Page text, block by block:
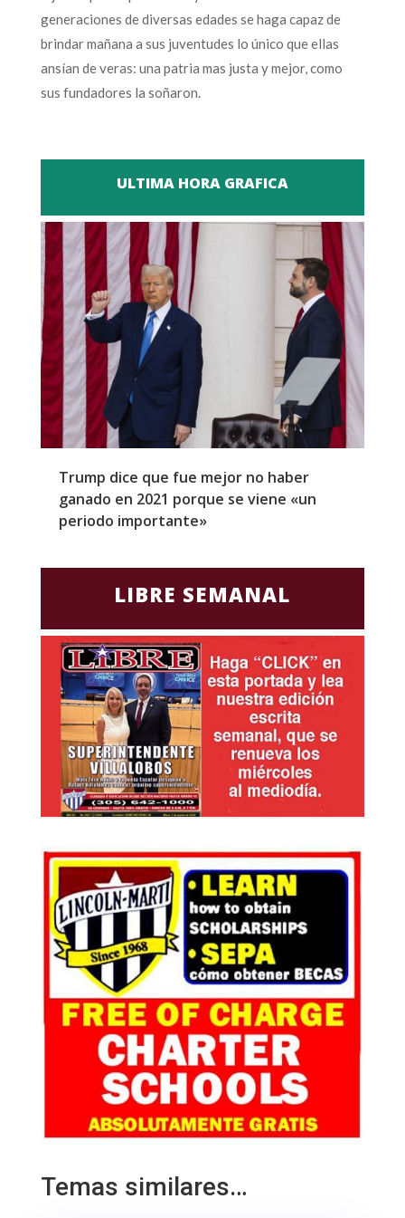
generaciones de diversas edades se haga capaz de
brindar mañana a sus juventudes lo único que ellas
ansían de veras: una patria mas justa y mejor, como
sus fundadores la soñaron.
ULTIMA HORA GRAFICA
Trump dice que fue mejor no haber
ganado en 2021 porque se viene «un
periodo importante»
LIBRE SEMANAL
Temas similares…